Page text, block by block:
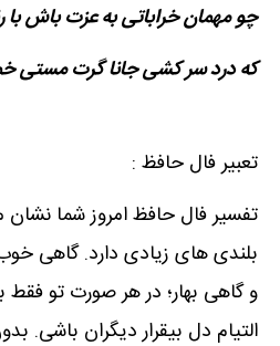
چو مهمان خراباتی به عزت باش با
که درد سر کشی جانا گرت مستی
تعبیر فال حافظ :
تفسیر فال حافظ امروز شما
بلندی های زیادی دارد. گاهی
و گاهی بهار؛ در هر صورت تو
التیام دل بیقرار دیگران باشی.